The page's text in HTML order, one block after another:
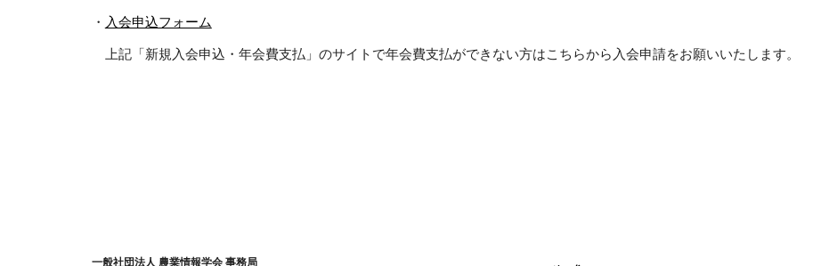
・ 入会申込フォーム
上記「 新規入会申込・年会費支払」のサイトで年会費支払ができない方はこちらから入会申請をお願いいたします。
一般社団法人 農業情報学会 事務局